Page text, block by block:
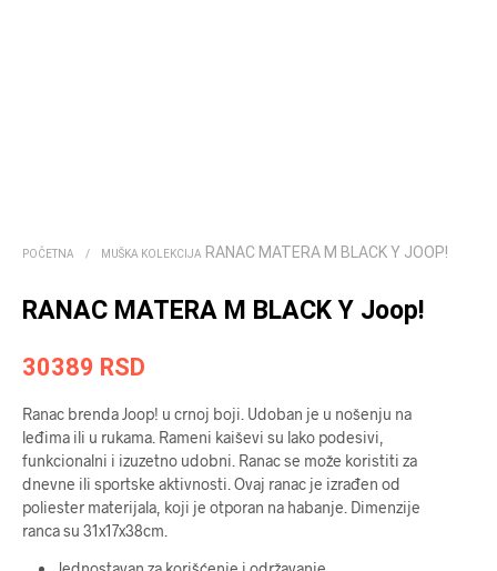
POČETNA / MUŠKA KOLEKCIJA RANAC MATERA M BLACK Y JOOP!
RANAC MATERA M BLACK Y Joop!
30389 RSD
Ranac brenda Joop! u crnoj boji. Udoban je u nošenju na
leđima ili u rukama. Rameni kaiševi su lako podesivi,
funkcionalni i izuzetno udobni. Ranac se može koristiti za
dnevne ili sportske aktivnosti. Ovaj ranac je izrađen od
poliester materijala, koji je otporan na habanje. Dimenzije
ranca su 31x17x38cm.